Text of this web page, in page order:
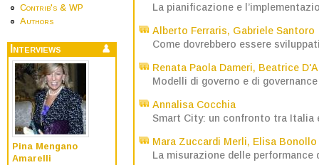
Contrib's & WP
Authors
Interviews
Pina Mengano
Amarelli
La pianificazione e
Alberto Ferraris, Gabriele Santoro
Come dovrebbero essere
Renata Paola Dameri, Beatrice
Modelli di governo e di
Annalisa Cocchia
Smart City: un confronto tra Italia
Mara Zuccardi Merli, Elisa Bonollo
La misurazione delle performance